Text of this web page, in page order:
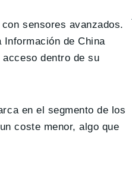
sensores avanzados.
de China
dentro de su
en el segmento de los
coste menor, algo que